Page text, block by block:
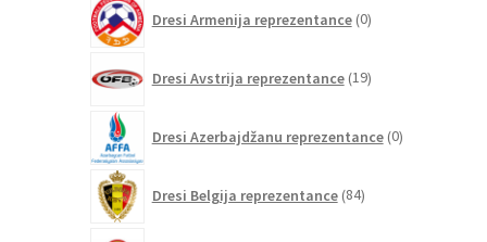
Dresi Armenija reprezentance 0izdelkov
Dresi Avstrija reprezentance 19izdelkov
Dresi Azerbajdžanu reprezentance 0izdelkov
Dresi Belgija reprezentance 84izdelkov